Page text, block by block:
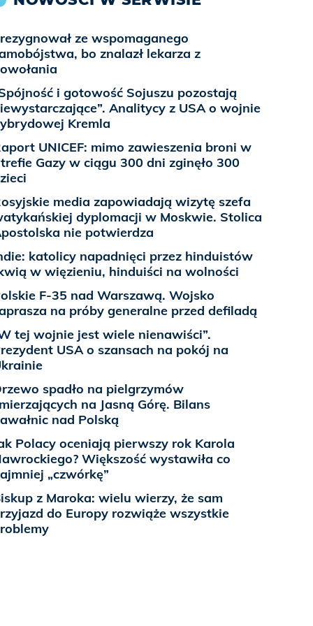
ze wspomaganego
bo znalazł lekarza z
i gotowość Sojuszu pozostają
Analitycy z USA o wojnie
Kremla
UNICEF: mimo zawieszenia broni w
Gazy w ciągu 300 dni zginęło 300
media zapowiadają wizytę szefa
dyplomacji w Moskwie. Stolica
nie potwierdza
katolicy napadnięci przez hinduistów
w więzieniu, hinduiści na wolności
F-35 nad Warszawą. Wojsko
na próby generalne przed defiladą
tej wojnie jest wiele nienawiści”.
USA o szansach na pokój na
spadło na pielgrzymów
na Jasną Górę. Bilans
nad Polską
Polacy oceniają pierwszy rok Karola
Większość wystawiła co
„czwórkę”
z Maroka: wielu wierzy, że sam
do Europy rozwiąże wszystkie